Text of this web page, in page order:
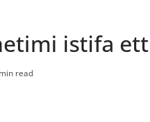
istifa
read